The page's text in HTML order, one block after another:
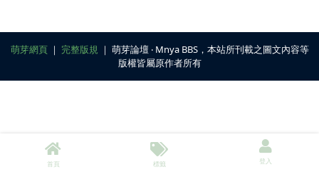
萌芽網頁｜ 完整版規 ｜ 萌芽論壇 ‧ Mnya BBS，本站所刊載之圖文內容等
版權皆屬原作者所有
首頁 標籤 登入